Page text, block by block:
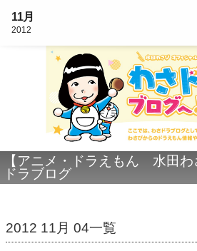
11月
2012
【アニメ・ドラえもん 水田
ドラブログ
2012 11月 04一覧